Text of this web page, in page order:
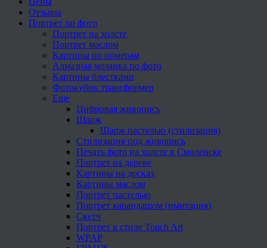
Отзывы
Портрет по фото
Портрет на холсте
Портрет маслом
Картины по номерам
Алмазная мозаика по фото
Картины блестками
Фотокубик трансформер
Еще
Цифровая живопись
Шарж
Шарж пастелью (стилизация)
Стилизация под живопись
Печать фото на холсте в Смоленске
Портрет на дереве
Картины на досках
Картины маслом
Портрет пастелью
Портрет карандашом (имитация)
Скетч
Портрет в стиле Touch Art
WPAP